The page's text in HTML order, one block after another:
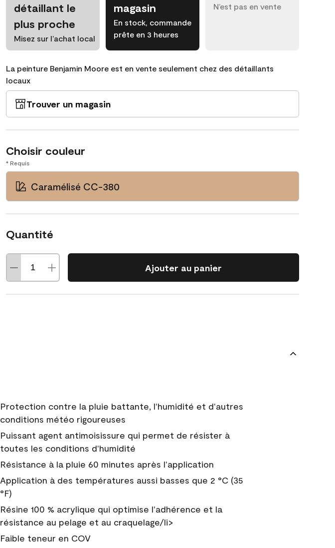
détaillant le
plus proche
Misez sur l’achat local
magasin
En stock, commande
prête en 3 heures
N’est pas en vente
La peinture Benjamin Moore est en vente seulement chez des détaillants
locaux
Trouver un magasin
Choisir couleur
* Requis
Caramélisé CC-380
Quantité
Ajouter au panier
Protection contre la pluie battante, l'humidité et d'autres
conditions météo rigoureuses
Puissant agent antimoisissure qui permet de résister à
toutes les conditions d'humidité
Résistance à la pluie 60 minutes après l'application
Application à des températures aussi basses que 2 °C (35
°F)
Résine 100 % acrylique qui optimise l'adhérence et la
résistance au pelage et au craquelage/li>
Faible teneur en COV